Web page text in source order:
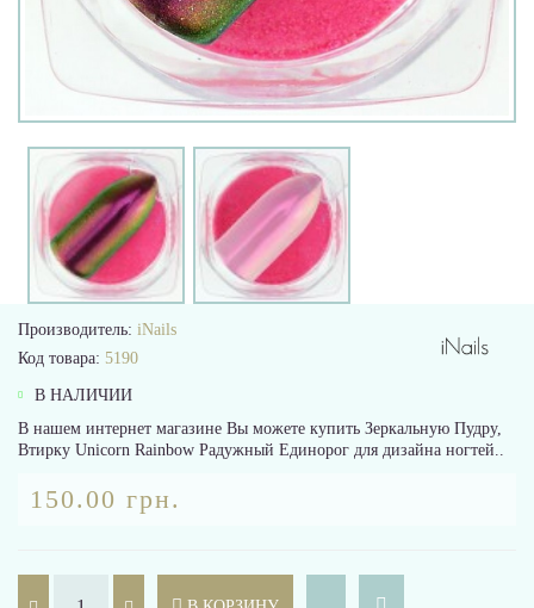
Производитель: iNails
Код товара: 5190
В НАЛИЧИИ
В нашем интернет магазине Вы можете купить Зеркальную Пудру,
Втирку Unicorn Rainbow Радужный Единорог для дизайна ногтей..
150.00 грн.